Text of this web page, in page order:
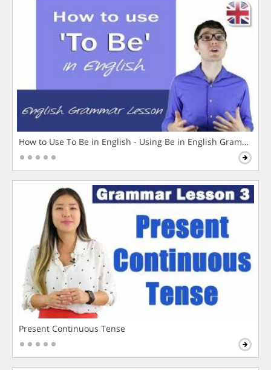
How to Use To Be in English - Using Be in English Grammar
Present Continuous Tense